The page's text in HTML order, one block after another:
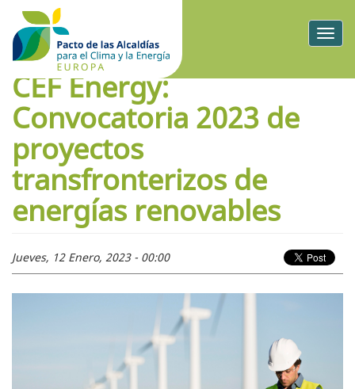
CEF Energy:
Convocatoria 2023 de
proyectos
transfronterizos de
energías renovables
Jueves, 12 Enero, 2023 - 00:00